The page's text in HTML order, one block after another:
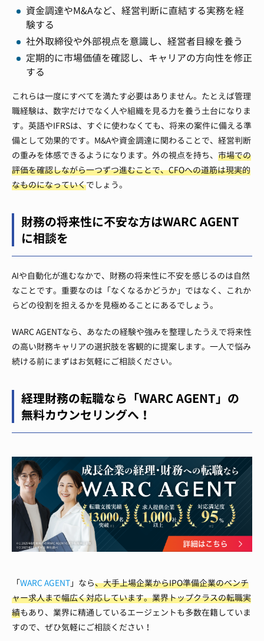
資金調達やM&Aなど、経営判断に直結する実務を経
験する
社外取締役や外部視点を意識し、経営者目線を養う
定期的に市場価値を確認し、キャリアの方向性を修正
する
これらは一度にすべてを満たす必要はありません。たとえば管理
職経験は、数字だけでなく人や組織を見る力を養う土台になりま
す。英語やIFRSは、すぐに使わなくても、将来の案件に備える準
備として効果的です。M&Aや資金調達に関わることで、経営判断
の重みを体感できるようになります。外の視点を持ち、 市場での
評価を確認しながら一つずつ進むことで、CFOへの道筋は現実的
なものになっていくでしょう。
財務の将来性に不安な方はWARC AGENT
に相談を​
AIや自動化が進むなかで、財務の将来性に不安を感じるのは自然
なことです。重要なのは「なくなるかどうか」ではなく、これか
らどの役割を担えるかを見極めることにあるでしょう。
WARC AGENTなら、あなたの経験や強みを整理したうえで将来性
の高い財務キャリアの選択肢を客観的に提案します。一人で悩み
続ける前にまずはお気軽にご相談ください。
経理財務の転職なら「WARC AGENT」の
無料カウンセリングへ！
「WARC AGENT 」なら、大手上場企業からIPO準備企業のベンチ
ャー求人まで幅広く対応しています。業界トップクラスの転職実
績もあり、業界に精通しているエージェントも多数在籍していま
すので、ぜひ気軽にご相談ください！